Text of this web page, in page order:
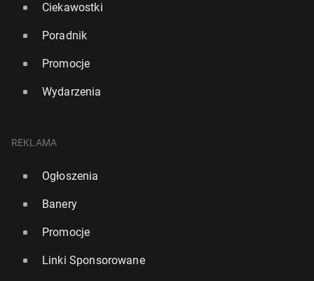
Ciekawostki
Poradnik
Promocje
Wydarzenia
REKLAMA
Ogłoszenia
Banery
Promocje
Linki Sponsorowane